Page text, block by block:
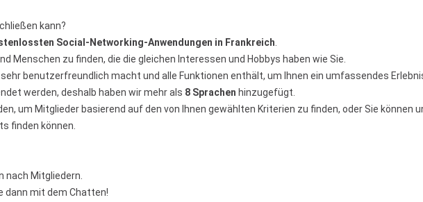
kann?
Social-Networking-Anwendungen in Frankreich
Menschen zu finden, die die gleichen Interessen und Hobbys haben wie Sie.
sehr benutzerfreundlich macht und alle Funktionen enthält, um Ihnen ein umfassendes
werden, deshalb haben wir mehr als 8 Sprachen hinzugefügt.
um Mitglieder basierend auf den von Ihnen gewählten Kriterien zu finden, oder Sie können
finden können.
nach Mitgliedern.
dann mit dem Chatten!